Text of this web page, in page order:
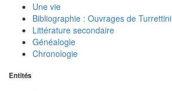
Une vie
Bibliographie : Ouvrages de Turrettini
Littérature secondaire
Généalogie
Chronologie
Entités